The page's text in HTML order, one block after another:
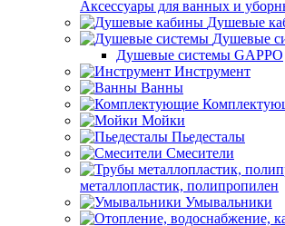
Аксессуары для ванных и
Душевые
Душевые
Душевые системы GAPPO
Инструмент
Ванны
Мойки
Пьедесталы
Смесители
металлопластик, полипропилен
Умывальники